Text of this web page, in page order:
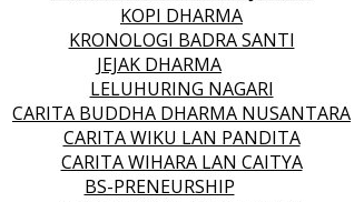
KOPI DHARMA
KRONOLOGI BADRA SANTI
JEJAK DHARMA
LELUHURING NAGARI
CARITA BUDDHA DHARMA NUSANTARA
CARITA WIKU LAN PANDITA
CARITA WIHARA LAN CAITYA
BS-PRENEURSHIP